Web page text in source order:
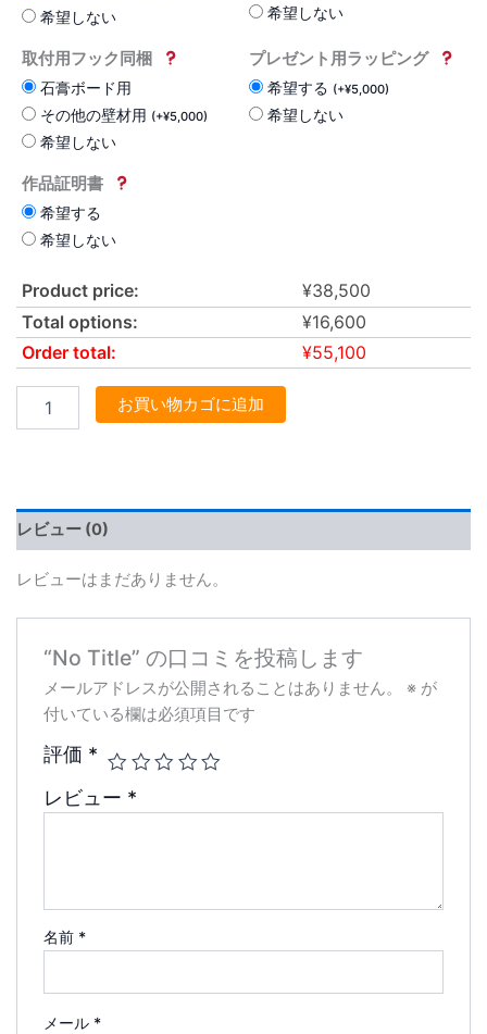
希望しない 希望しない
取付用フック同梱
石膏ボード用
その他の壁材用 (+¥5,000)
希望しない
プレゼント用ラッピング
希望する (+¥5,000)
希望しない
作品証明書
希望する
希望しない
Product price: ¥38,500
Total options:
¥16,600
Order total:
¥55,100
お買い物カゴに追加
レビュー (0)
レビューはまだありません。
“No Title” の口コミを投稿します
メールアドレスが公開されることはありません。 ※ が
付いている欄は必須項目です
評価 *
レビュー *
名前 *
メール *